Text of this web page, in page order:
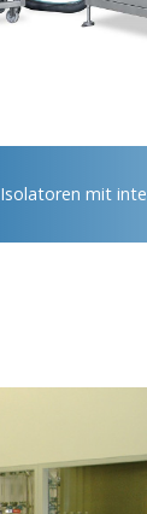
Isolatoren mit